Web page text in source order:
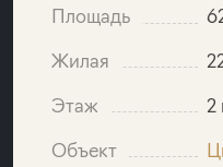
Площадь
Жилая
Этаж
2
Объект